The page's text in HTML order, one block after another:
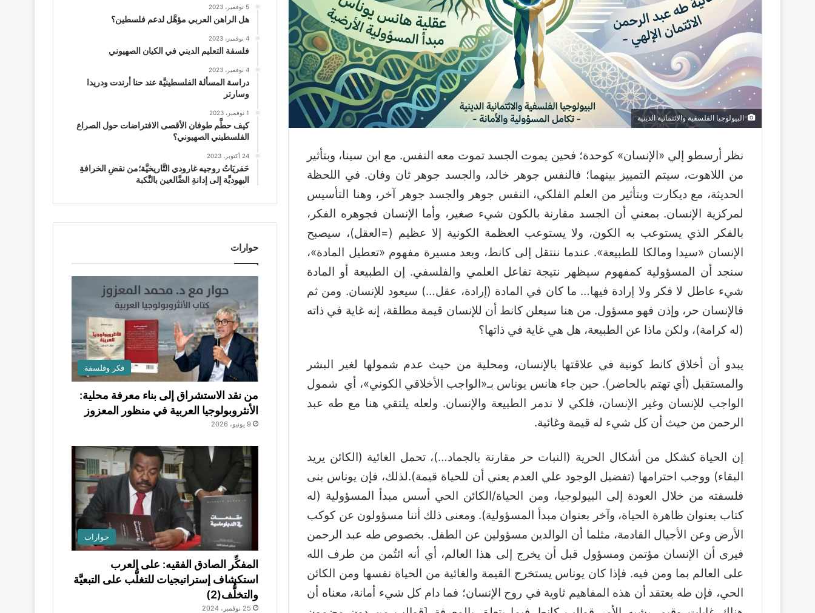
البيولوجيا الفلسفية والائتمانية الدينية
نظر أرسطو إلي «الإنسان» كوحدة؛ فحين يموت الجسد تموت معه النفس. مع ابن سينا، وبتأثير
من اللاهوت، سيتم التمييز بينهما؛ فالنفس جوهر خالد، والجسد جوهر ثان وفان. في اللحظة
الحديثة، مع ديكارت وبتأثير من العلم الفلكي، النفس جوهر والجسد جوهر آخر، وهنا التأسيس
لمركزية الإنسان. بمعني أن الجسد مقارنة بالكون شيء صغير، وأما الإنسان فجوهره الفكر،
بالفكر الذي يستوعب به الكون، ولا يستوعب العظمة الكونية إلا عظيم (=العقل)، سيصبح
الإنسان «سيدا ومالكا للطبيعة». عندما ننتقل إلى كانط، وبعد مسيرة مفهوم «تعطيل المادة»،
سنجد أن المسؤولية كمفهوم سيظهر نتيجة تفاعل العلمي والفلسفي. إن الطبيعة أو المادة
شيء عاطل لا فكر ولا إرادة فيها… ما كان في المادة (إرادة، عقل…) سيعود للإنسان. ومن ثم
فالإنسان حر، وإذن فهو مسؤول. من هنا سيعلن كانط أن للإنسان قيمة مطلقة، إنه غاية في ذاته
(له كرامة)، ولكن ماذا عن الطبيعة، هل هي غاية في ذاتها؟
يبدو أن أخلاق كانط كونية في علاقتها بالإنسان، ومحلية من حيث عدم شمولها لغير البشر
والمستقبل (أي تهتم بالحاضر). حين جاء هانس يوناس بـ«الواجب الأخلاقي الكوني»، أي شمول
الواجب للإنسان وغير الإنسان، فلكي لا ندمر الطبيعة والإنسان. ولعله يلتقي هنا مع طه عبد
الرحمن من حيث أن كل شيء له قيمة وغائية.
إن الحياة كشكل من أشكال الحرية (النبات حر مقارنة بالجماد…)، تحمل الغائية (الكائن يريد
البقاء) ووجب احترامها (تفضيل الوجود علي العدم يعني أن للحياة قيمة).لذلك، فإن يوناس بنى
فلسفته من خلال العودة إلى البيولوجيا، ومن الحياة/الكائن الحي أسس مبدأ المسؤولية (له
كتاب بعنوان ظاهرة الحياة، وآخر بعنوان مبدأ المسؤولية). ومعنى ذلك أننا مسؤولون عن كوكب
الأرض وعن الأجيال القادمة، مثلما أن الوالدين مسؤولين عن الطفل. بخصوص طه عبد الرحمن
فيرى أن الإنسان مؤتمن ومسؤول قبل أن يخرج إلى هذا العالم، أي أنه ائتُمن من طرف الله
على العالم بما ومن فيه. فإذا كان يوناس يستخرج القيمة والغائية من الحياة نفسها ومن الكائن
الحي، فإن طه يعتقد أن هذه المفاهيم ثاوية في روح الإنسان؛ فما دام كل شيء أمانة، معناه أن
5 نوفمبر، 2023
هل الراهن العربي مؤهَّل لدعم فلسطين؟
4 نوفمبر، 2023
فلسفة التعليم الديني في الكيان الصهيوني
4 نوفمبر، 2023
دراسة المسألة الفلسطينيَّة عند حنا أرندت ودريدا
وسارتر
1 نوفمبر، 2023
كيف حطَّم طوفان الأقصى الافتراضات حول الصراع
الفلسطيني الصهيوني؟
24 أكتوبر، 2023
حَفريَاتُ روجيه غارودي التَّاريخيَّة؛من نقضِ الخرافةِ
اليهوديَّة إلى إدانةِ الضَّالعين بالنَّكبة
حوارات
فكر وفلسفة
من نقد الاستشراق إلى بناء معرفة محلية:
الأنثروبولوجيا العربية في منظور المعزوز
9 يونيو، 2026
حوارات
المفكِّر الصادق الفقيه: على العرب
استكشاف إستراتيجيات للتغلُّب على التبعيَّة
والتخلُّف(2)
25 نوفمبر، 2024